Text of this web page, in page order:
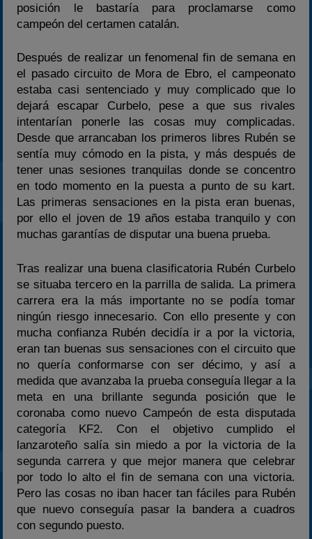
posición le bastaría para proclamarse como
campeón del certamen catalán.
Después de realizar un fenomenal fin de semana en
el pasado circuito de Mora de Ebro, el campeonato
estaba casi sentenciado y muy complicado que lo
dejará escapar Curbelo, pese a que sus rivales
intentarían ponerle las cosas muy complicadas.
Desde que arrancaban los primeros libres Rubén se
sentía muy cómodo en la pista, y más después de
tener unas sesiones tranquilas donde se concentro
en todo momento en la puesta a punto de su kart.
Las primeras sensaciones en la pista eran buenas,
por ello el joven de 19 años estaba tranquilo y con
muchas garantías de disputar una buena prueba.
Tras realizar una buena clasificatoria Rubén Curbelo
se situaba tercero en la parrilla de salida. La primera
carrera era la más importante no se podía tomar
ningún riesgo innecesario. Con ello presente y con
mucha confianza Rubén decidía ir a por la victoria,
eran tan buenas sus sensaciones con el circuito que
no quería conformarse con ser décimo, y así a
medida que avanzaba la prueba conseguía llegar a la
meta en una brillante segunda posición que le
coronaba como nuevo Campeón de esta disputada
categoría KF2. Con el objetivo cumplido el
lanzaroteño salía sin miedo a por la victoria de la
segunda carrera y que mejor manera que celebrar
por todo lo alto el fin de semana con una victoria.
Pero las cosas no iban hacer tan fáciles para Rubén
que nuevo conseguía pasar la bandera a cuadros
con segundo puesto.